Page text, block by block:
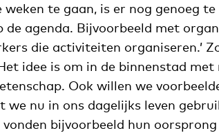
te gaan, is er nog genoeg
de agenda. Bijvoorbeeld met
die activiteiten organiseren.’
idee is om in de binnenstad
Ook willen we
we nu in ons dagelijks leven
bijvoorbeeld hun oorsprong